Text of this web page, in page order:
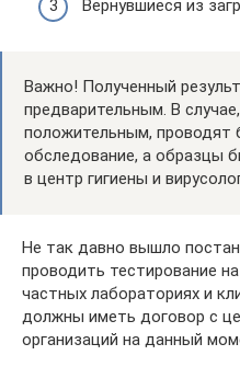
Вернувшиеся из
Важно! Полученный
предварительным. В
положительным, проводят
обследование, а образцы
в центр гигиены и
Не так давно вышло
проводить тестирование
частных лабораториях и
должны иметь договор с
организаций на данный